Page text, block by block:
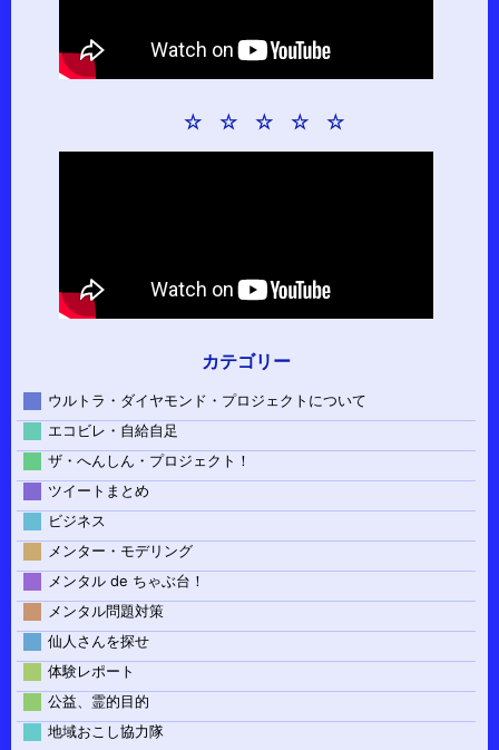
☆ ☆ ☆ ☆ ☆
カテゴリー
ウルトラ・ダイヤモンド・プロジェクトについて
エコビレ・自給自足
ザ・へんしん・プロジェクト！
ツイートまとめ
ビジネス
メンター・モデリング
メンタル de ちゃぶ台！
メンタル問題対策
仙人さんを探せ
体験レポート
公益、霊的目的
地域おこし協力隊